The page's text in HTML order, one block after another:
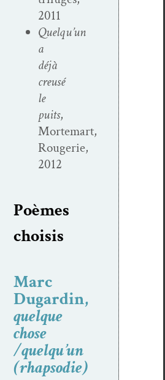
2011
Quelqu’un
a
déjà
creusé
le
puits,
Mortemart,
Rougerie,
2012
Poèmes
choi­sis
Marc
Dugardin,
quelque
chose
/quelqu’un
(rhapsodie)